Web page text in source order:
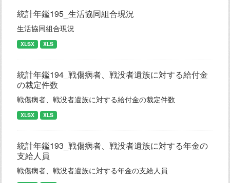
統計年鑑195_生活協同組合現況
生活協同組合現況
XLSX XLS
統計年鑑194_戦傷病者、戦没者遺族に対する給付金
の裁定件数
戦傷病者、戦没者遺族に対する給付金の裁定件数
XLSX XLS
統計年鑑193_戦傷病者、戦没者遺族に対する年金の
支給人員
戦傷病者、戦没者遺族に対する年金の支給人員